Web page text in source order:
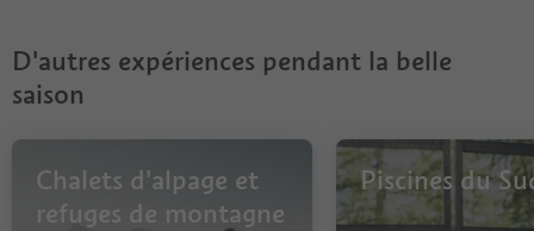
D'autres expériences pendant la belle
saison
Chalets d'alpage et
refuges de montagne
Piscines du